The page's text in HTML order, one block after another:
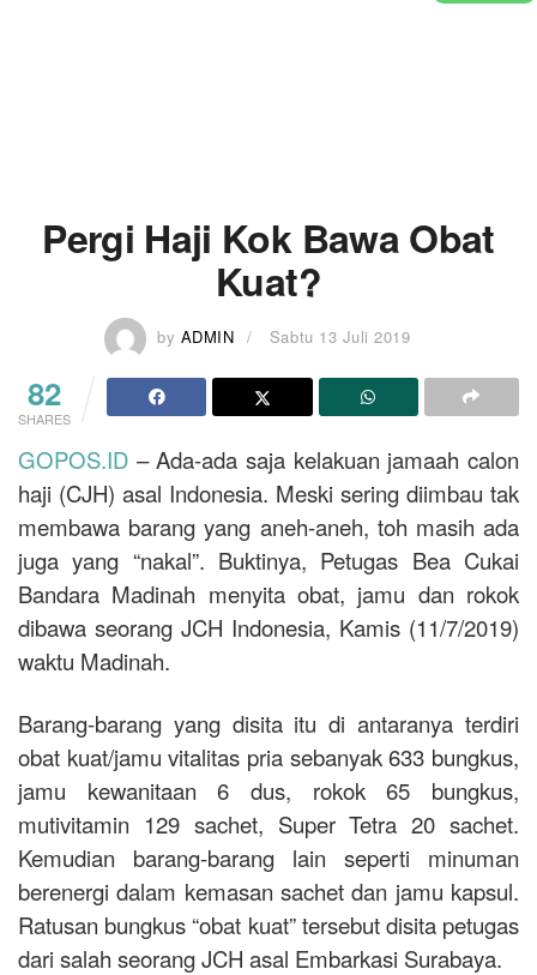
Pergi Haji Kok Bawa Obat
Kuat?
by ADMIN Sabtu 13 Juli 2019
82
SHARES
GOPOS.ID – Ada-ada saja kelakuan jamaah calon
haji (CJH) asal Indonesia. Meski sering diimbau tak
membawa barang yang aneh-aneh, toh masih ada
juga yang “nakal”. Buktinya, Petugas Bea Cukai
Bandara Madinah menyita obat, jamu dan rokok
dibawa seorang JCH Indonesia, Kamis (11/7/2019)
waktu Madinah.
Barang-barang yang disita itu di antaranya terdiri
obat kuat/jamu vitalitas pria sebanyak 633 bungkus,
jamu kewanitaan 6 dus, rokok 65 bungkus,
mutivitamin 129 sachet, Super Tetra 20 sachet.
Kemudian barang-barang lain seperti minuman
berenergi dalam kemasan sachet dan jamu kapsul.
Ratusan bungkus “obat kuat” tersebut disita petugas
dari salah seorang JCH asal Embarkasi Surabaya.